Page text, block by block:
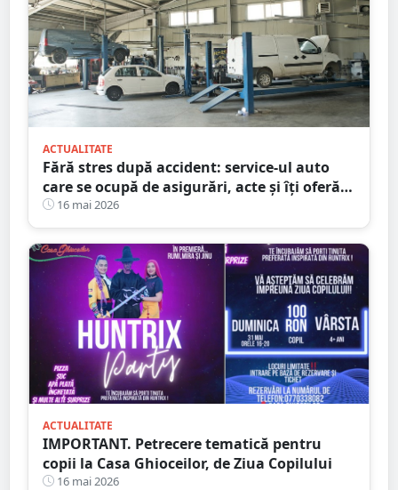
ACTUALITATE
Fără stres după accident: service-ul auto
care se ocupă de asigurări, acte și îți oferă
mașină la schimb
16 mai 2026
ACTUALITATE
IMPORTANT. Petrecere tematică pentru
copii la Casa Ghioceilor, de Ziua Copilului
16 mai 2026